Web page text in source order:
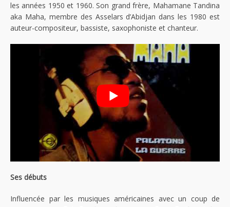
les années 1950 et 1960. Son grand frère, Mahamane Tandina
aka Maha, membre des Asselars d’Abidjan dans les 1980 est
auteur-compositeur, bassiste, saxophoniste et chanteur.
Ses débuts
Influencée par les musiques américaines avec un coup de